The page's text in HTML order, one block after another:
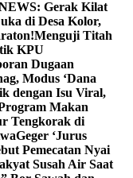
Gerak Kilat
di Desa Kolor,
Menguji Titah
KPU
Dugaan
Modus ‘Dana
dengan Isu Viral,
Makan
Tengkorak di
Geger ‘Jurus
Pemecatan Nyai
Susah Air Saat